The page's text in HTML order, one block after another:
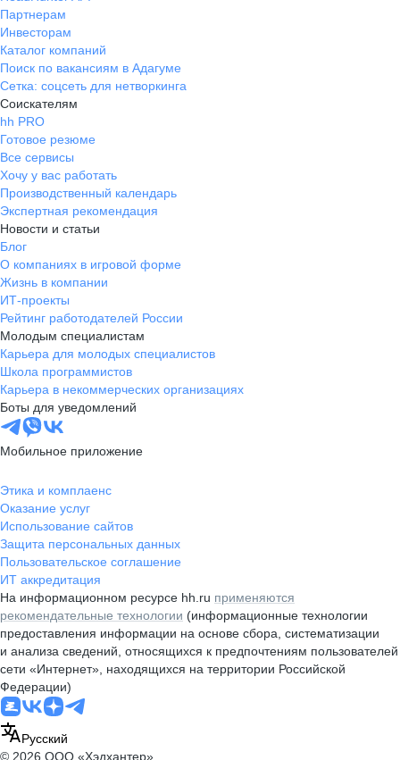
Партнерам
Инвесторам
Каталог компаний
Поиск по вакансиям в Адагуме
Сетка: соцсеть для нетворкинга
Соискателям
hh PRO
Готовое резюме
Все сервисы
Хочу у вас работать
Производственный календарь
Экспертная рекомендация
Новости и статьи
Блог
О компаниях в игровой форме
Жизнь в компании
ИТ-проекты
Рейтинг работодателей России
Молодым специалистам
Карьера для молодых специалистов
Школа программистов
Карьера в некоммерческих организациях
Боты для уведомлений
Мобильное приложение
Этика и комплаенс
Оказание услуг
Использование сайтов
Защита персональных данных
Пользовательское соглашение
ИТ аккредитация
На информационном ресурсе hh.ru применяются
рекомендательные технологии (информационные технологии
предоставления информации на основе сбора, систематизации
и анализа сведений, относящихся к предпочтениям пользователей
сети «Интернет», находящихся на территории Российской
Федерации)
Русский
© 2026 ООО «Хэдхантер»